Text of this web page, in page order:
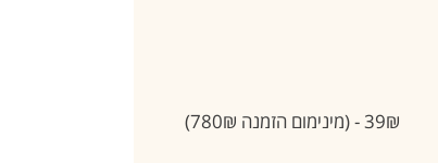
39₪ - (מינימום הזמנה 780₪)